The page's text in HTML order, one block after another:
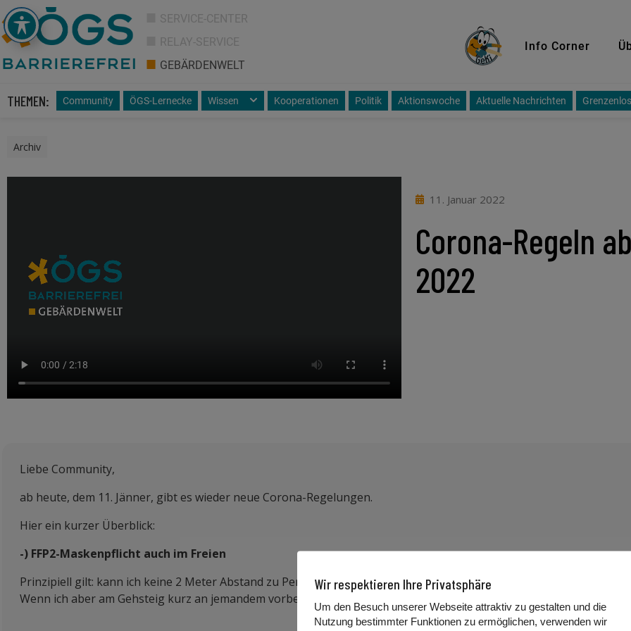
SERVICE-CENTER
RELAY-SERVICE
GEBÄRDENWELT
GeKi Info Corner
THEMEN: Community ÖGS-Lernecke Wissen Kooperationen Politik Aktionswoche Aktuelle Nachrichten
Archiv
11. Januar 2022
Corona-Regeln
2022
Liebe Community,
ab heute, dem 11. Jänner, gibt es wieder neue Corona-Regelungen.
Hier ein kurzer Überblick:
-) FFP2-Maskenpflicht auch im Freien
Prinzipiell gilt: kann ich keine 2 Meter Abstand zu Personen, die nicht mit mir zusammenwohnen halten, dann muss
Wenn ich aber am Gehsteig kurz an jemandem vorbeigehe, muss ich sie nicht kurz auf- und wieder absetzen.
Wir respektieren Ihre Privatsphäre
Um den Besuch unserer Webseite attraktiv zu gestalten und die
Nutzung bestimmter Funktionen zu ermöglichen, verwenden wir